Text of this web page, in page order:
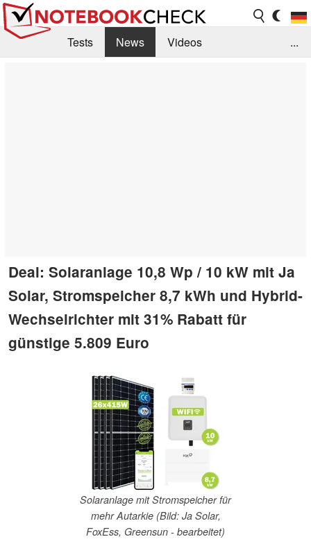
Tests News
Videos
...
Deal: Solaranlage 10,8 Wp / 10 kW mit Ja
Solar, Stromspeicher 8,7 kWh und Hybrid-
Wechselrichter mit 31% Rabatt für
günstige 5.809 Euro
Solaranlage mit Stromspeicher für
mehr Autarkie (Bild: Ja Solar,
FoxEss, Greensun - bearbeitet)